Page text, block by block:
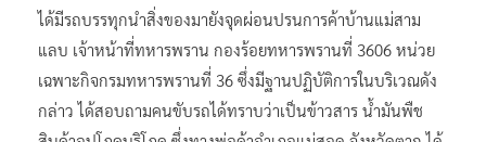
ได้มีรถบรรทุกนำสิ่งของมายังจุดผ่อนปรนการค้าบ้านแม่สาม
แลบ เจ้าหน้าที่ทหารพราน กองร้อยทหารพรานที่ 3606 หน่วย
เฉพาะกิจกรมทหารพรานที่ 36 ซึ่งมีฐานปฏิบัติการในบริเวณดัง
กล่าว ได้สอบถามคนขับรถได้ทราบว่าเป็นข้าวสาร​ น้ำมันพืช